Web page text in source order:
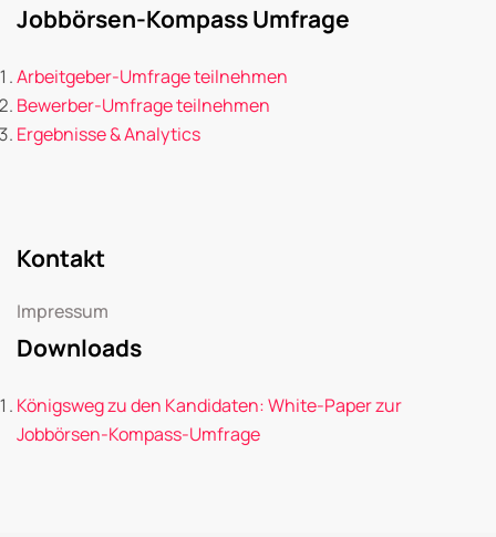
Jobbörsen-Kompass Umfrage
Arbeitgeber-Umfrage teilnehmen
Bewerber-Umfrage teilnehmen
Ergebnisse & Analytics
Kontakt
Impressum
Downloads
Königsweg zu den Kandidaten: White-Paper zur
Jobbörsen-Kompass-Umfrage